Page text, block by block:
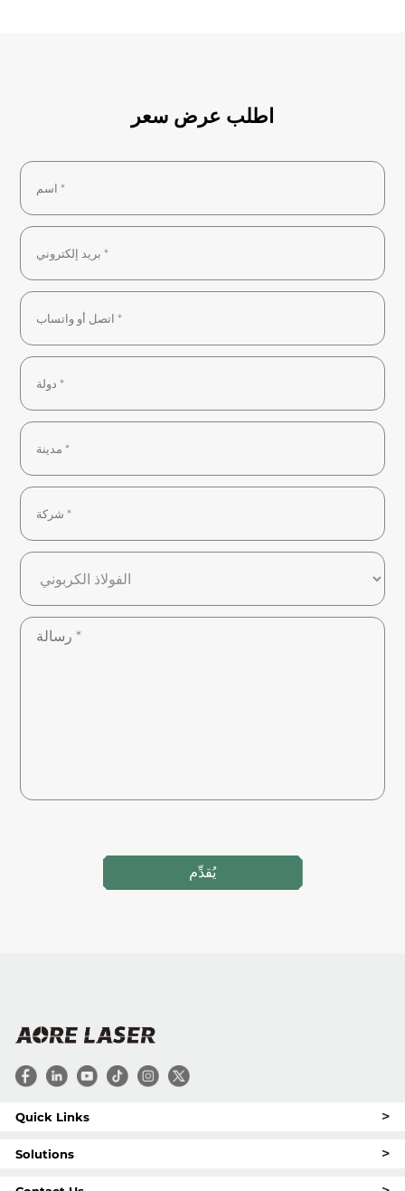
اطلب عرض سعر
يُقدِّم
Quick Links >
Solutions >